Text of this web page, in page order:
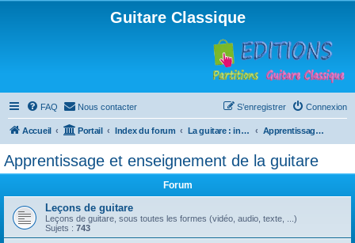
Guitare Classique
FAQ Nous contacter Connexion
S’enregistrer
Accueil Portail Index du forum La guitare : instrument, cours et théorie Apprentissage et enseignement de la guitare
Apprentissage et enseignement de la guitare
Forum
Leçons de guitare
Leçons de guitare, sous toutes les formes (vidéo, audio, texte, ...)
Sujets : 743